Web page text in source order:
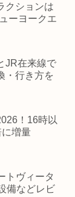
クションは
ーヨークエ
JR在来線で
・行き方を
！16時以
増量
トヴィータ
備などレビ